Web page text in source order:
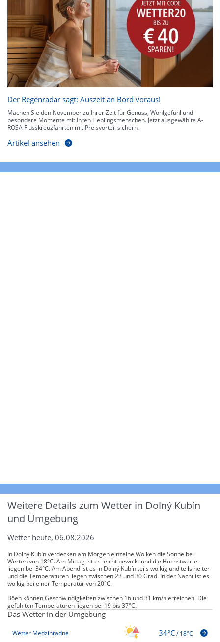
Der Regenradar sagt: Auszeit an Bord voraus!
Machen Sie den November zu Ihrer Zeit für Genuss, Wohlgefühl und
besondere Momente mit Ihren Lieblingsmenschen. Jetzt ausgewählte A-
ROSA Flusskreuzfahrten mit Preisvorteil sichern.
Artikel ansehen
Weitere Details zum Wetter in Dolný Kubín
und Umgebung
Wetter heute, 06.08.2026
In Dolný Kubín verdecken am Morgen einzelne Wolken die Sonne bei
Werten von 18°C. Am Mittag ist es leicht bewölkt und die Höchstwerte
liegen bei 34°C. Am Abend ist es in Dolný Kubín teils wolkig und teils heiter
und die Temperaturen liegen zwischen 23 und 30 Grad. In der Nacht ist es
wolkig bei einer Temperatur von 20°C.
Böen können Geschwindigkeiten zwischen 16 und 31 km/h erreichen. Die
gefühlten Temperaturen liegen bei 19 bis 37°C.
Das Wetter in der Umgebung
Wetter Medzihradné 34°C/18°C